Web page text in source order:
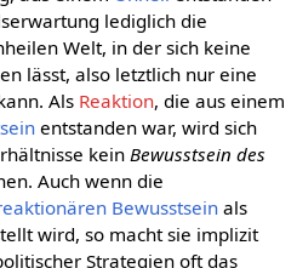
lediglich die
Welt, in der sich keine
lässt, also letztlich nur eine
Als Reaktion, die aus einem
entstanden war, wird sich
kein Bewusstsein des
Auch wenn die
Bewusstseinals
wird, so macht sie implizit
Strategien oft das